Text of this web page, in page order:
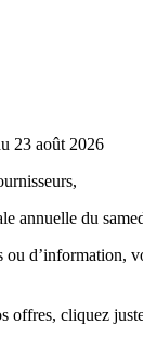
23 août 2026
annuelle du
ou d’information,
offres, cliquez